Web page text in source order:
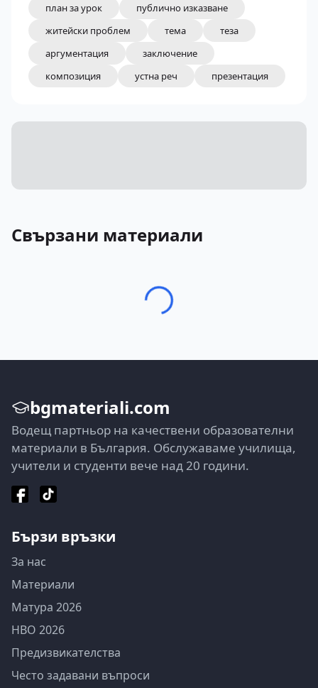
план за урок
публично изказване
житейски проблем
тема
теза
аргументация
заключение
композиция
устна реч презентация
Свързани материали
bgmateriali.com
Водещ партньор на качествени образователни
материали в България. Обслужаваме училища,
учители и студенти вече над 20 години.
Бързи връзки
За нас
Материали
Матура 2026
НВО 2026
Предизвикателства
Често задавани въпроси